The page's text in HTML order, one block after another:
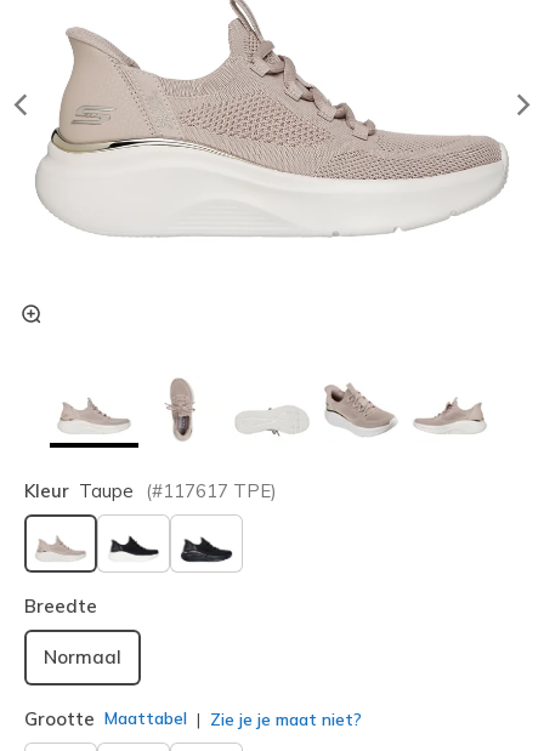
Kleur Taupe (#117617 TPE)
geselecteerd
Breedte
Normaal
Grootte Maattabel Zie je je maat niet?